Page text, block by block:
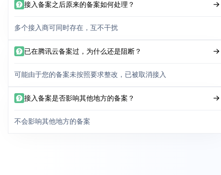
接入备案之后原来的备案如何处理？
多个接入商可同时存在，互不干扰
已在腾讯云备案过，为什么还是阻断？
可能由于您的备案未按照要求整改，已被取消接入
接入备案是否影响其他地方的备案？
不会影响其他地方的备案